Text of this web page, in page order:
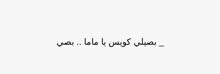
_ بصيلي كويس يا ماما .. بصي